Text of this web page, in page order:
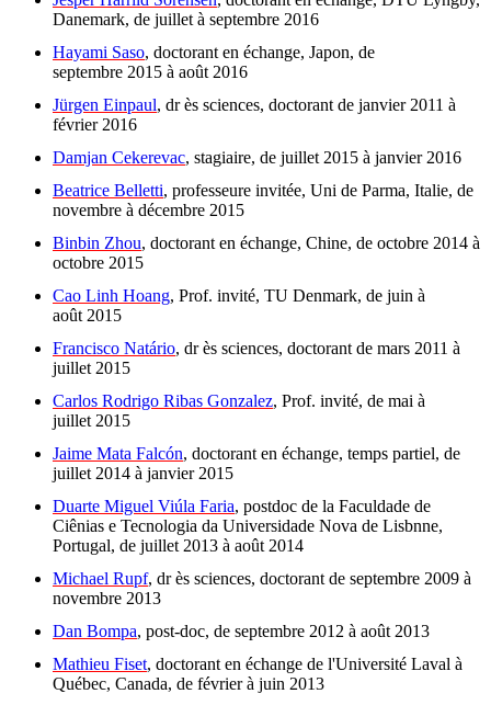
Danemark, de juillet à septembre 2016
Hayami Saso, doctorant en échange, Japon, de
septembre 2015 à août 2016
Jürgen Einpaul, dr ès sciences, doctorant de janvier 2011 à
février 2016
Damjan Cekerevac, stagiaire, de juillet 2015 à janvier 2016
Beatrice Belletti, professeure invitée, Uni de Parma, Italie, de
novembre à décembre 2015
Binbin Zhou, doctorant en échange, Chine, de octobre 2014 à
octobre 2015
Cao Linh Hoang, Prof. invité, TU Denmark, de juin à
août 2015
Francisco Natário, dr ès sciences, doctorant de mars 2011 à
juillet 2015
Carlos Rodrigo Ribas Gonzalez, Prof. invité, de mai à
juillet 2015
Jaime Mata Falcón, doctorant en échange, temps partiel, de
juillet 2014 à janvier 2015
Duarte Miguel Viúla Faria, postdoc de la Faculdade de
Ciênias e Tecnologia da Universidade Nova de Lisbnne,
Portugal, de juillet 2013 à août 2014
Michael Rupf, dr ès sciences, doctorant de septembre 2009 à
novembre 2013
Dan Bompa, post-doc, de septembre 2012 à août 2013
Mathieu Fiset, doctorant en échange de l'Université Laval à
Québec, Canada, de février à juin 2013